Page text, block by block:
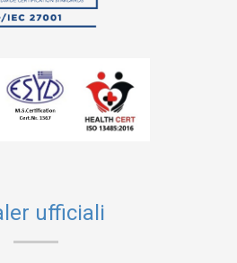
ufficiali